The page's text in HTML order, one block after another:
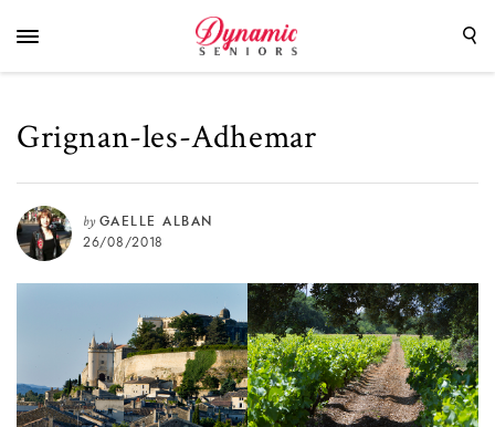
Grignan-les-Adhemar
by GAELLE ALBAN
26/08/2018